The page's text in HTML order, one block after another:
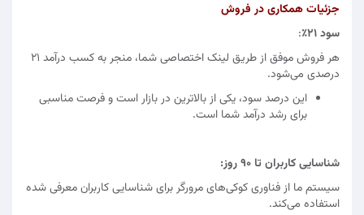
جزئیات همکاری در فروش
سود ۲۱٪
:
هر فروش موفق از طریق لینک اختصاصی شما، منجر به کسب درآمد ۲۱
درصدی می‌شود.
این درصد سود، یکی از بالاترین در بازار است و فرصت مناسبی
برای رشد درآمد شما است.
شناسایی کاربران تا ۹۰ روز:
سیستم ما از فناوری کوکی‌های مرورگر برای شناسایی کاربران معرفی شده
استفاده می‌کند.